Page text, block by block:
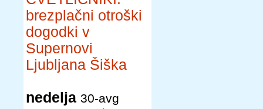
brezplačni otroški
dogodki v
Supernovi
Ljubljana Šiška
nedelja 30-avg